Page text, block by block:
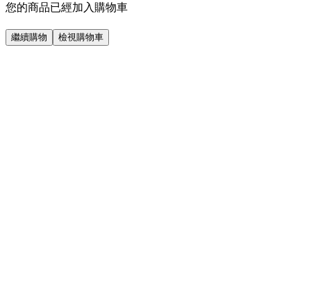
您的商品已經加入購物車
繼續購物 檢視購物車